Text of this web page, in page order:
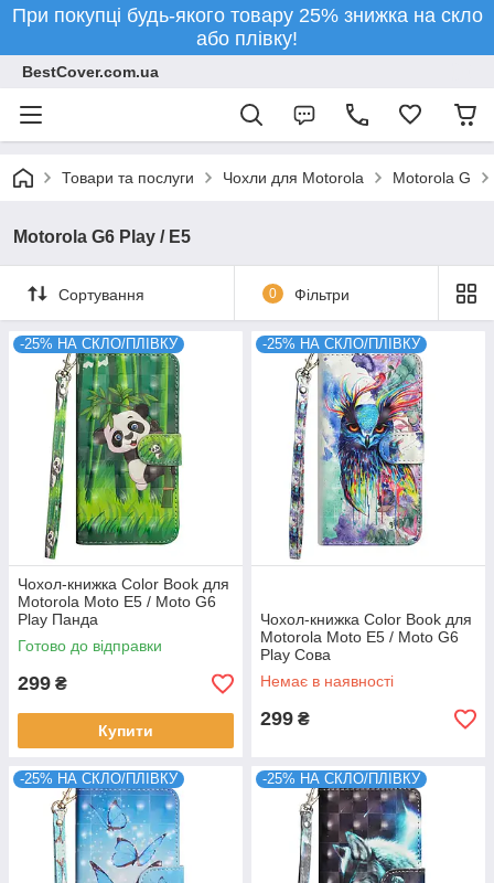
При покупці будь-якого товару 25% знижка на скло
або плівку!
BestCover.com.ua
Товари та послуги Чохли для Motorola Motorola G
Motorola G6 Play / E5
Сортування 0 Фільтри
-25% НА СКЛО/ПЛІВКУ
Чохол-книжка Color Book для
Motorola Moto E5 / Moto G6
Play Панда
Готово до відправки
299 ₴
Купити
-25% НА СКЛО/ПЛІВКУ
Чохол-книжка Color Book для
Motorola Moto E5 / Moto G6
Play Сова
Немає в наявності
299 ₴
-25% НА СКЛО/ПЛІВКУ -25% НА СКЛО/ПЛІВКУ